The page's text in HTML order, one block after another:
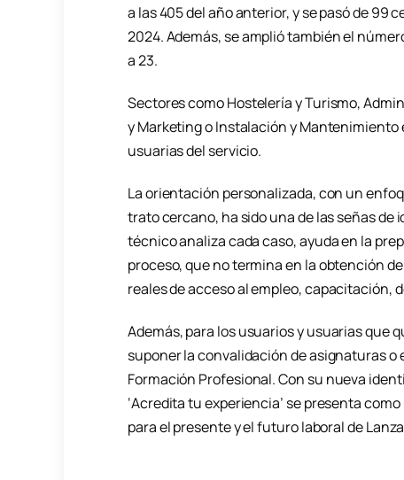
a las 405 del año anterior, y se pasó de 99
2024. Además, se amplió también el
a 23.
Sectores como Hostelería y Turismo,
y Marketing o Instalación y
usuarias del servicio.
La orientación personalizada, con un
trato cercano, ha sido una de las señas de
técnico analiza cada caso, ayuda en la
proceso, que no termina en la obtención
reales de acceso al empleo, capacitación,
Además, para los usuarios y usuarias que
suponer la convalidación de asignaturas o
Formación Profesional. Con su nueva
‘Acredita tu experiencia’ se presenta
para el presente y el futuro laboral de